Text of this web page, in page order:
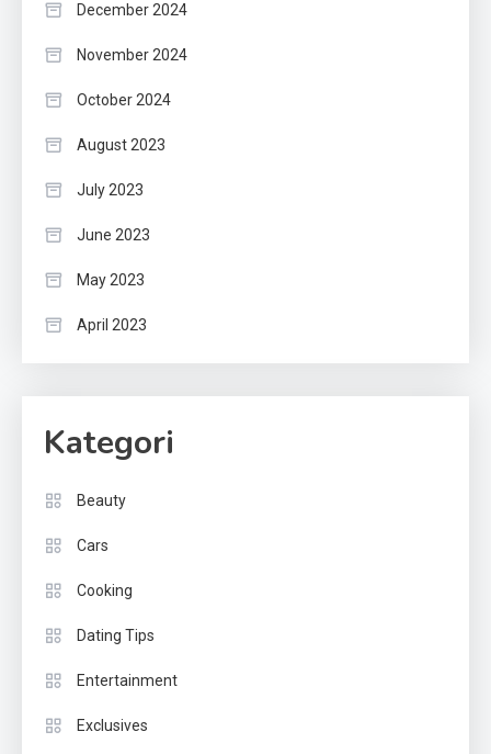
December 2024
November 2024
October 2024
August 2023
July 2023
June 2023
May 2023
April 2023
Kategori
Beauty
Cars
Cooking
Dating Tips
Entertainment
Exclusives